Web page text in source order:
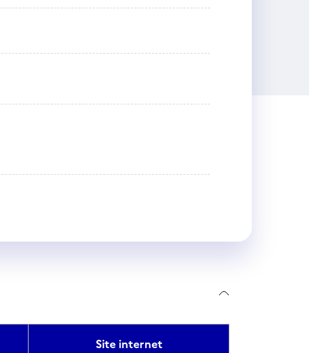
Site internet